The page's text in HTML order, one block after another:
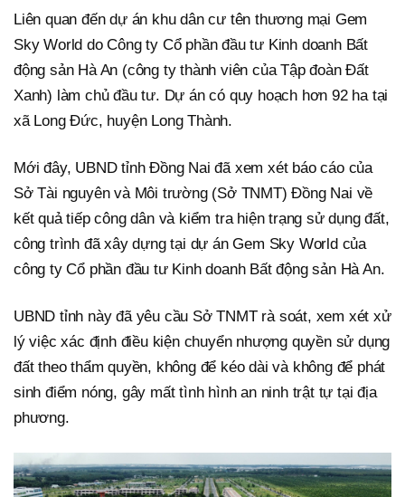
Liên quan đến dự án khu dân cư tên thương mại Gem
Sky World do Công ty Cổ phần đầu tư Kinh doanh Bất
động sản Hà An (công ty thành viên của Tập đoàn Đất
Xanh) làm chủ đầu tư. Dự án có quy hoạch hơn 92 ha tại
xã Long Đức, huyện Long Thành.
Mới đây, UBND tỉnh Đồng Nai đã xem xét báo cáo của
Sở Tài nguyên và Môi trường (Sở TNMT) Đồng Nai về
kết quả tiếp công dân và kiểm tra hiện trạng sử dụng đất,
công trình đã xây dựng tại dự án Gem Sky World của
công ty Cổ phần đầu tư Kinh doanh Bất động sản Hà An.
UBND tỉnh này đã yêu cầu Sở TNMT rà soát, xem xét xử
lý việc xác định điều kiện chuyển nhượng quyền sử dụng
đất theo thẩm quyền, không để kéo dài và không để phát
sinh điểm nóng, gây mất tình hình an ninh trật tự tại địa
phương.